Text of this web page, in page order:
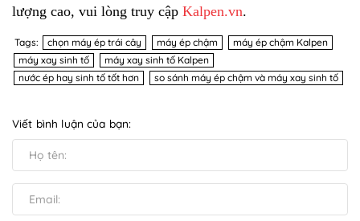
lượng cao, vui lòng truy cập Kalpen.vn.
Tags: chọn máy ép trái cây máy ép chậm
máy ép chậm Kalpen
máy xay sinh tố
máy xay sinh tố Kalpen
nước ép hay sinh tố tốt hơn
so sánh máy ép chậm và máy xay sinh tố
Viết bình luận của bạn: